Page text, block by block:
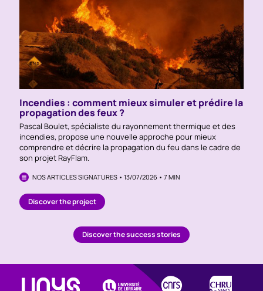
Incendies : comment mieux simuler et prédire la
propagation des feux ?
Pascal Boulet, spécialiste du rayonnement thermique et des
incendies, propose une nouvelle approche pour mieux
comprendre et décrire la propagation du feu dans le cadre de
son projet RayFlam.
NOS ARTICLES SIGNATURES • 13/07/2026 • 7 MIN
Discover the project
Discover thesuccess stories